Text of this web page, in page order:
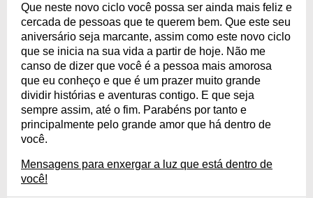
Que neste novo ciclo você possa ser ainda mais feliz e
cercada de pessoas que te querem bem. Que este seu
aniversário seja marcante, assim como este novo ciclo
que se inicia na sua vida a partir de hoje. Não me
canso de dizer que você é a pessoa mais amorosa
que eu conheço e que é um prazer muito grande
dividir histórias e aventuras contigo. E que seja
sempre assim, até o fim. Parabéns por tanto e
principalmente pelo grande amor que há dentro de
você.
Mensagens para enxergar a luz que está dentro de
você!